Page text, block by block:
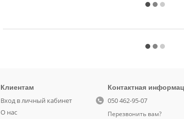
Клиентам
Вход в личный кабинет
О нас
Контактная
050 462-95-07
Перезвонить вам?